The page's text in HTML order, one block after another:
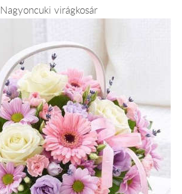
Nagyoncuki virágkosár